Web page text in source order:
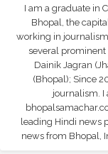
I am a graduate in
Bhopal, the
working in
several prominent
Dainik Jagran
(Bhopal); Since
journalism. I
leading Hindi news
news from Bhopal,